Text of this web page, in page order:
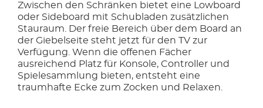
Zwischen den Schränken bietet eine Lowboard
oder Sideboard mit Schubladen zusätzlichen
Stauraum. Der freie Bereich über dem Board an
der Giebelseite steht jetzt für den TV zur
Verfügung. Wenn die offenen Fächer
ausreichend Platz für Konsole, Controller und
Spielesammlung bieten, entsteht eine
traumhafte Ecke zum Zocken und Relaxen.